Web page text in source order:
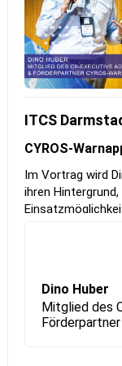
ITCS
CYROS-
Im Vortrag wird
ihren
Dino Huber
Mitglied des
Förderpartner